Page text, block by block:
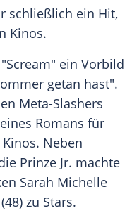
schließlich ein Hit,
Kinos.
ein Vorbild
getan hast".
Meta-Slashers
Romans für
Neben
Prinze Jr. machte
Sarah Michelle
zu Stars.